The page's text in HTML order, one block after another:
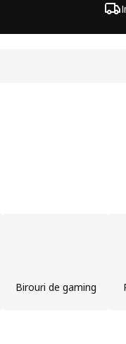
Birouri de gaming